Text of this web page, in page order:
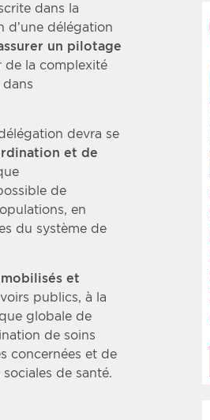
dans la
d’une délégation
un pilotage
de la complexité
devra se
et de
de
en
du système de
et
publics, à la
globale de
de soins
concernées et de
de santé.